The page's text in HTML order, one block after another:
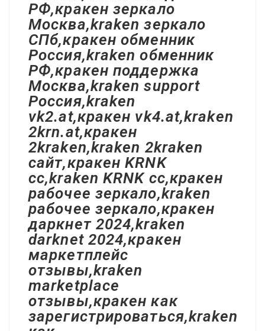
РФ,кракен зеркало
Москва,kraken зеркало
СПб,кракен обменник
Россия,kraken обменник
РФ,кракен поддержка
Москва,kraken support
Россия,kraken
vk2.at,кракен vk4.at,kraken
2krn.at,кракен
2kraken,kraken 2kraken
сайт,кракен KRNK
cc,kraken KRNK cc,кракен
рабочее зеркало,kraken
рабочее зеркало,кракен
даркнет 2024,kraken
darknet 2024,кракен
маркетплейс
отзывы,kraken
marketplace
отзывы,кракен как
зарегистрироваться,kraken